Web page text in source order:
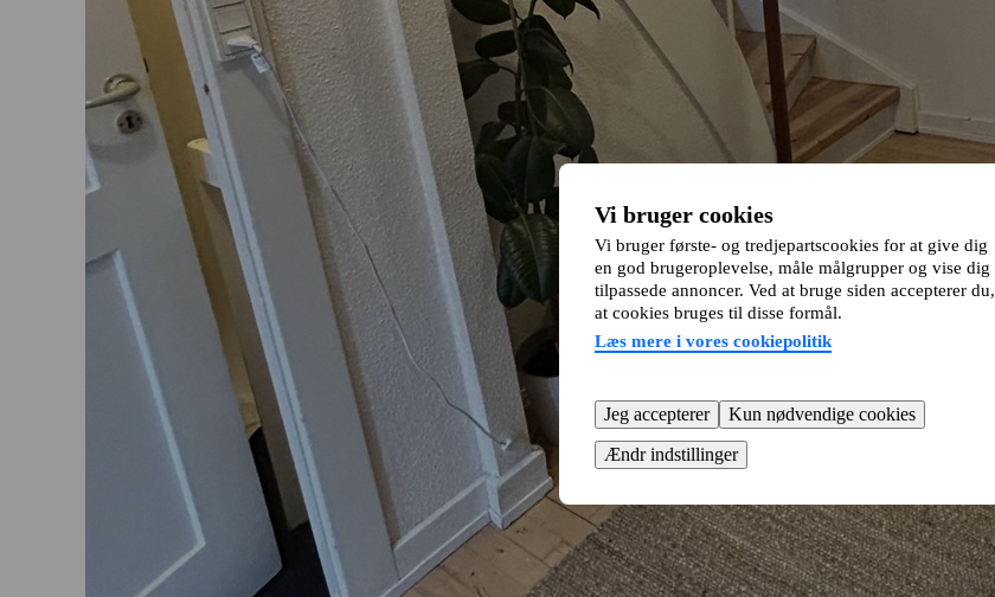
Vi bruger cookies
Vi bruger første- og tredjepartscookies for at give dig
en god brugeroplevelse, måle målgrupper og vise dig
tilpassede annoncer. Ved at bruge siden accepterer du,
at cookies bruges til disse formål.
Læs mere i vores cookiepolitik
Jeg accepterer
Kun nødvendige cookies
Ændr indstillinger